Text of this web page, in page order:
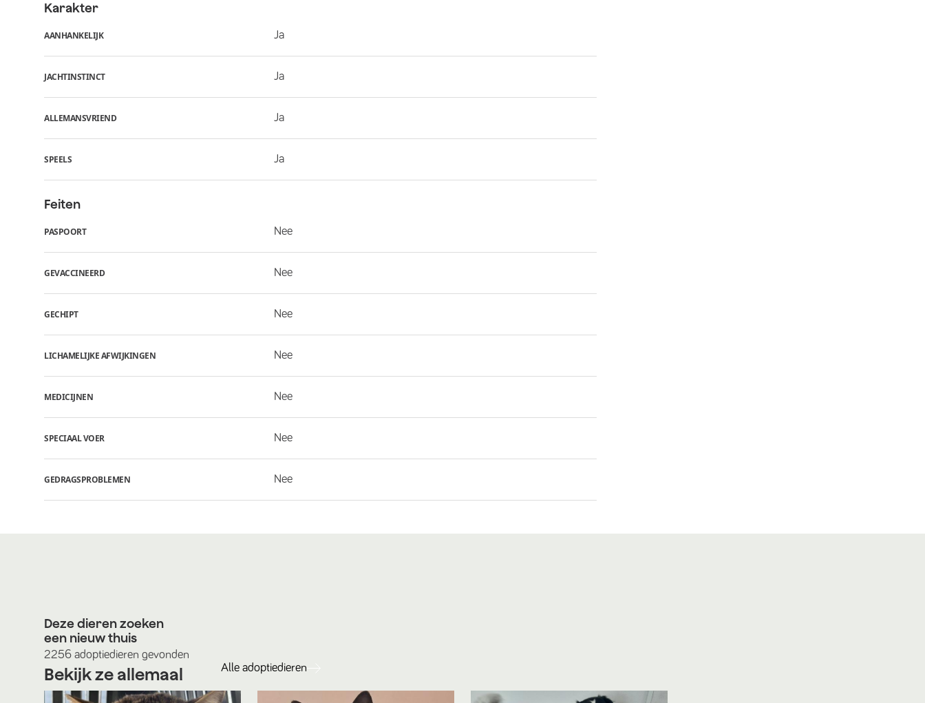
Karakter
AANHANKELIJK Ja
JACHTINSTINCT Ja
ALLEMANSVRIEND Ja
SPEELS Ja
Feiten
PASPOORT Nee
GEVACCINEERD Nee
GECHIPT Nee
LICHAMELIJKE AFWIJKINGEN Nee
MEDICIJNEN Nee
SPECIAAL VOER Nee
GEDRAGSPROBLEMEN Nee
Deze dieren zoeken
een nieuw thuis
2256 adoptiedieren gevonden
Bekijk ze allemaal Alle adoptiedieren